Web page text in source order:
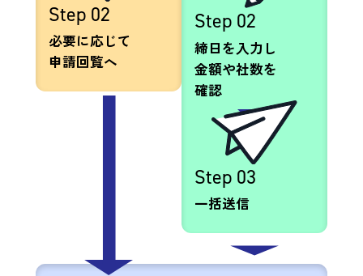
Step 02
必要に応じて
申請回覧へ
Step 02
締日を入力し
金額や社数を
確認
Step 03
一括送信